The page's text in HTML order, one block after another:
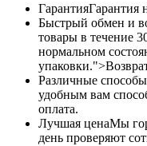
ГарантияГарантия
Быстрый обмен и
товары в течение
нормальном
Различные
удобным вам
оплата.
Лучшая ценаМы
день проверяют